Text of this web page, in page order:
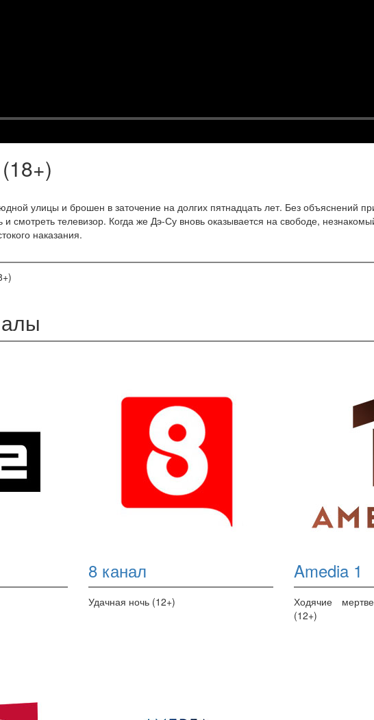
улицы и брошен в заточение на долгих пятнадцать лет. Без объяснений
и смотреть телевизор. Когда же Дэ-Су вновь оказывается на свободе,
наказания.
8 канал
Удачная ночь (12+)
Amedia 1
Ходячие
(12+)